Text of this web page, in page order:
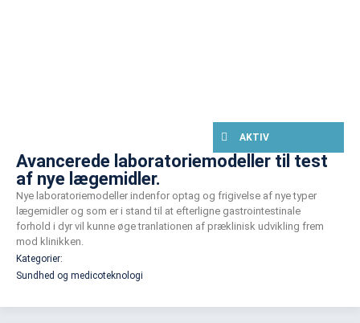
AKTIV
Avancerede laboratoriemodeller til test
af nye lægemidler.
Nye laboratoriemodeller indenfor optag og frigivelse af nye typer
lægemidler og som er i stand til at efterligne gastrointestinale
forhold i dyr vil kunne øge tranlationen af præklinisk udvikling frem
mod klinikken.
Kategorier:
Sundhed og medicoteknologi